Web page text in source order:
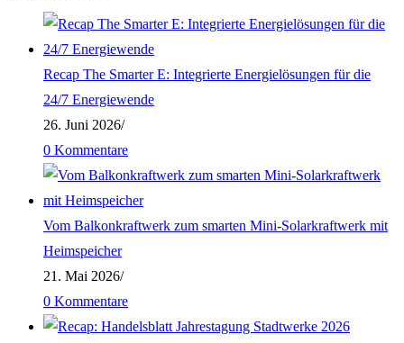
Recap The Smarter E: Integrierte Energielösungen für die
24/7 Energiewende
26. Juni 2026/
0 Kommentare
Vom Balkonkraftwerk zum smarten Mini-Solarkraftwerk mit
Heimspeicher
21. Mai 2026/
0 Kommentare